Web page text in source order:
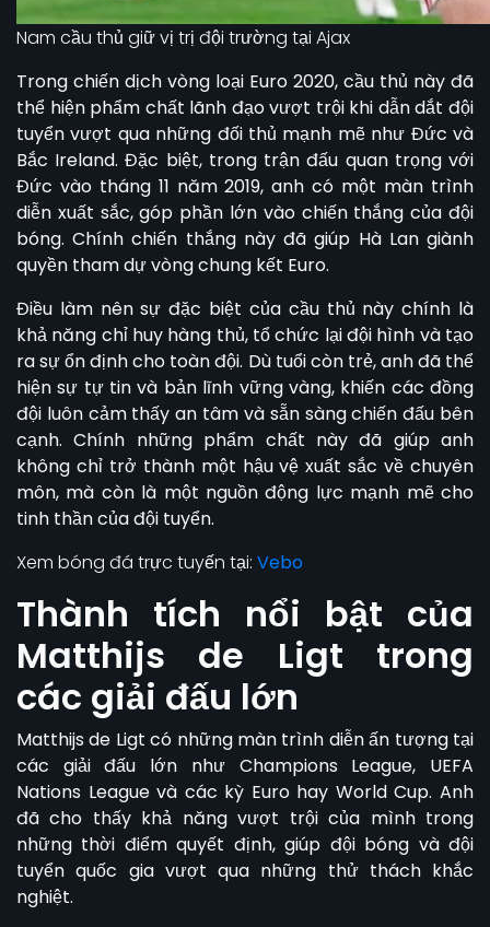
Nam cầu thủ giữ vị trị đội trường tại Ajax
Trong chiến dịch vòng loại Euro 2020, cầu thủ này đã
thể hiện phẩm chất lãnh đạo vượt trội khi dẫn dắt đội
tuyển vượt qua những đối thủ mạnh mẽ như Đức và
Bắc Ireland. Đặc biệt, trong trận đấu quan trọng với
Đức vào tháng 11 năm 2019, anh có một màn trình
diễn xuất sắc, góp phần lớn vào chiến thắng của đội
bóng. Chính chiến thắng này đã giúp Hà Lan giành
quyền tham dự vòng chung kết Euro.
Điều làm nên sự đặc biệt của cầu thủ này chính là
khả năng chỉ huy hàng thủ, tổ chức lại đội hình và tạo
ra sự ổn định cho toàn đội. Dù tuổi còn trẻ, anh đã thể
hiện sự tự tin và bản lĩnh vững vàng, khiến các đồng
đội luôn cảm thấy an tâm và sẵn sàng chiến đấu bên
cạnh. Chính những phẩm chất này đã giúp anh
không chỉ trở thành một hậu vệ xuất sắc về chuyên
môn, mà còn là một nguồn động lực mạnh mẽ cho
tinh thần của đội tuyển.
Xem bóng đá trực tuyến tại: Vebo
Thành tích nổi bật của
Matthijs de Ligt trong
các giải đấu lớn
Matthijs de Ligt có những màn trình diễn ấn tượng tại
các giải đấu lớn như Champions League, UEFA
Nations League và các kỳ Euro hay World Cup. Anh
đã cho thấy khả năng vượt trội của mình trong
những thời điểm quyết định, giúp đội bóng và đội
tuyển quốc gia vượt qua những thử thách khắc
nghiệt.